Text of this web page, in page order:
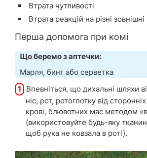
Втрата чутливості
Втрата реакцій на різні
Перша допомога при комі
Що беремо з аптечки:
Марля, бинт або серветка
1
Впевніться, що дихальні шляхи
ніс, рот, ротоглотку від
крові, блювотних мас методом
(використовуйте будь-яку
щоб рука не ковзала в роті).